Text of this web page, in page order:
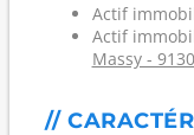
Actif
Actif
Massy -
//